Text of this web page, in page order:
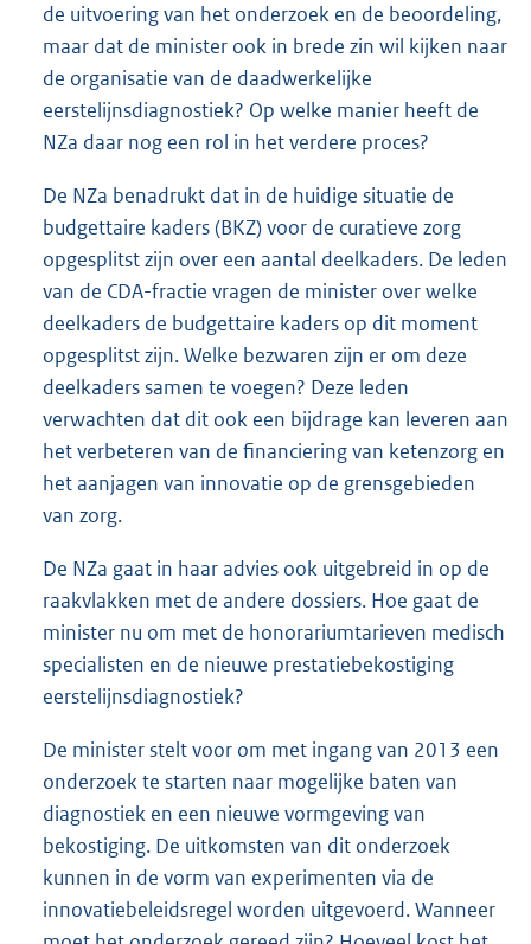
de uitvoering van het onderzoek en de beoordeling,
maar dat de minister ook in brede zin wil kijken naar
de organisatie van de daadwerkelijke
eerstelijnsdiagnostiek? Op welke manier heeft de
NZa daar nog een rol in het verdere proces?
De NZa benadrukt dat in de huidige situatie de
budgettaire kaders (BKZ) voor de curatieve zorg
opgesplitst zijn over een aantal deelkaders. De leden
van de CDA-fractie vragen de minister over welke
deelkaders de budgettaire kaders op dit moment
opgesplitst zijn. Welke bezwaren zijn er om deze
deelkaders samen te voegen? Deze leden
verwachten dat dit ook een bijdrage kan leveren aan
het verbeteren van de financiering van ketenzorg en
het aanjagen van innovatie op de grensgebieden
van zorg.
De NZa gaat in haar advies ook uitgebreid in op de
raakvlakken met de andere dossiers. Hoe gaat de
minister nu om met de honorariumtarieven medisch
specialisten en de nieuwe prestatiebekostiging
eerstelijnsdiagnostiek?
De minister stelt voor om met ingang van 2013 een
onderzoek te starten naar mogelijke baten van
diagnostiek en een nieuwe vormgeving van
bekostiging. De uitkomsten van dit onderzoek
kunnen in de vorm van experimenten via de
innovatiebeleidsregel worden uitgevoerd. Wanneer